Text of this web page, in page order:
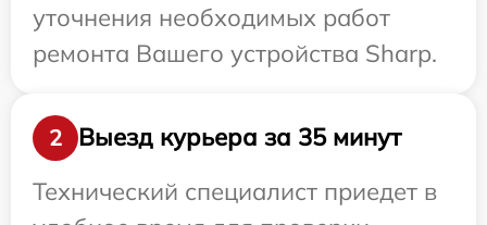
уточнения необходимых работ
ремонта Вашего устройства Sharp.
2
Выезд курьера за 35 минут
Технический специалист приедет в